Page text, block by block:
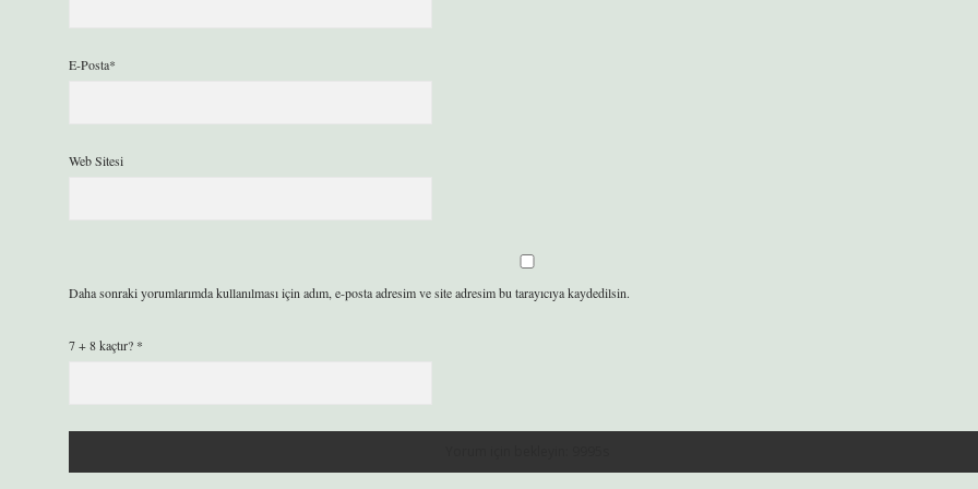
E-Posta*
Web Sitesi
Daha sonraki yorumlarımda kullanılması için adım, e-posta adresim ve site adresim bu tarayıcıya kaydedilsin.
7 + 8 kaçtır? *